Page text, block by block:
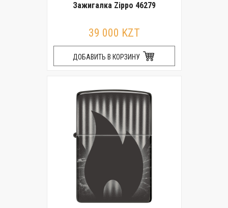
Зажигалка Zippo 46279
39 000 KZT
ДОБАВИТЬ В КОРЗИНУ